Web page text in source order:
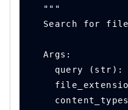
  """
Search for
  Args:
query (str):